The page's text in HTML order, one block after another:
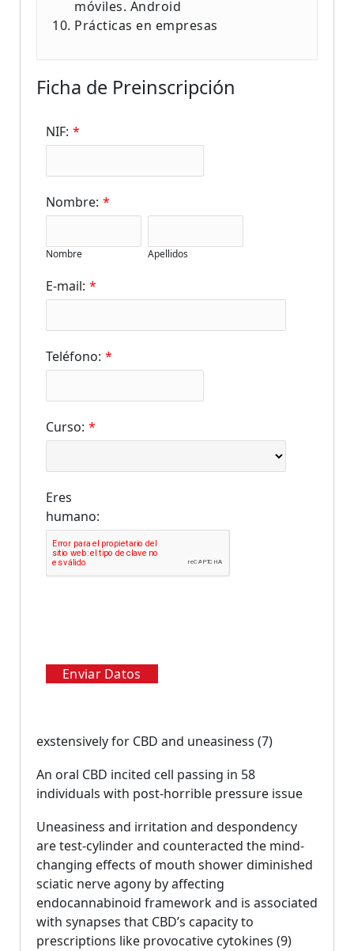
móviles. Android
Prácticas en empresas
Ficha de Preinscripción
NIF: *
Nombre: *
Nombre Apellidos
E-mail: *
Teléfono: *
Curso: *
Eres
humano:
Enviar Datos
exstensively for CBD and uneasiness (7)
An oral CBD incited cell passing in 58
individuals with post-horrible pressure issue
Uneasiness and irritation and despondency
are test-cylinder and counteracted the mind-
changing effects of mouth shower diminished
sciatic nerve agony by affecting
endocannabinoid framework and is associated
with synapses that CBD’s capacity to
prescriptions like provocative cytokines (9)